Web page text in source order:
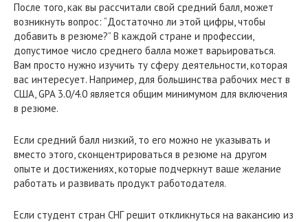
После того, как вы рассчитали свой средний балл, может
возникнуть вопрос: “Достаточно ли этой цифры, чтобы
добавить в резюме?” В каждой стране и профессии,
допустимое число среднего балла может варьироваться.
Вам просто нужно изучить ту сферу деятельности, которая
вас интересует. Например, для большинства рабочих мест в
США, GPA 3.0/4.0 является общим минимумом для включения
в резюме.
Если средний балл низкий, то его можно не указывать и
вместо этого, сконцентрироваться в резюме на другом
опыте и достижениях, которые подчеркнут ваше желание
работать и развивать продукт работодателя.
Если студент стран СНГ решит откликнуться на вакансию из